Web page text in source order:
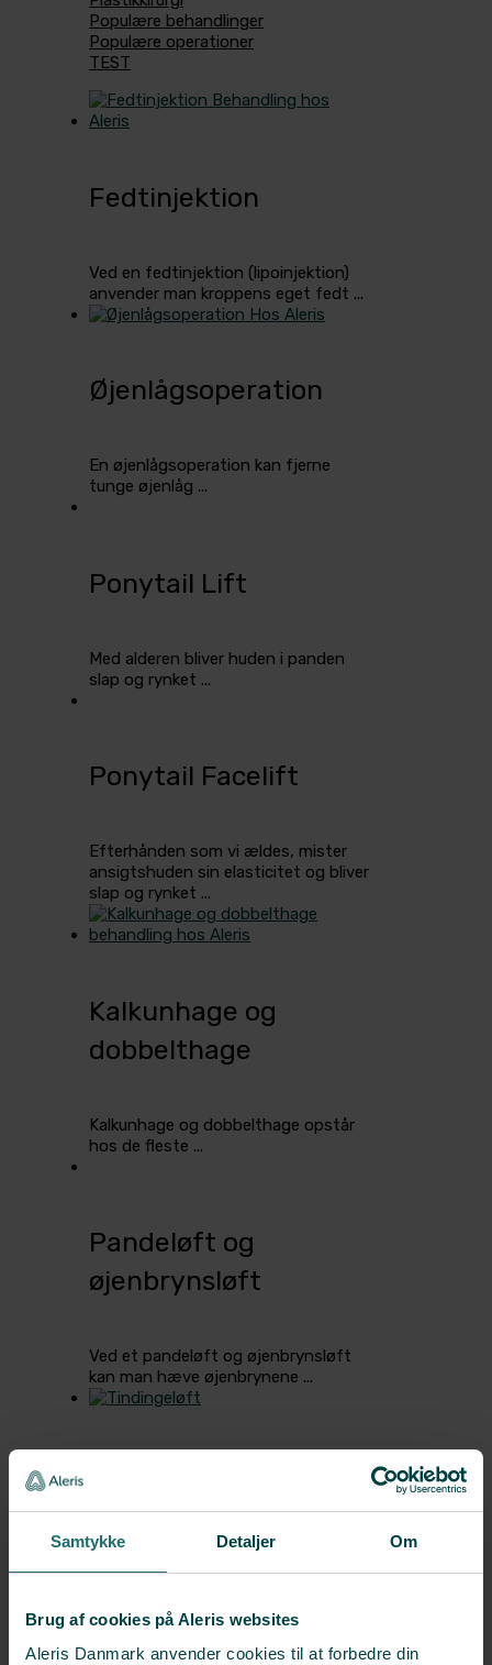
Samtykke Detaljer Om
Brug af cookies på Aleris websites
Aleris Danmark anvender cookies til at forbedre din
Populære behandlinger
Populære operationer
TEST
Fedtinjektion
Ved en fedtinjektion (lipoinjektion)
anvender man kroppens eget fedt ...
Øjenlågsoperation
En øjenlågsoperation kan fjerne
tunge øjenlåg ...
Ponytail Lift
Med alderen bliver huden i panden
slap og rynket ...
Ponytail Facelift
Efterhånden som vi ældes, mister
ansigtshuden sin elasticitet og bliver
slap og rynket ...
Kalkunhage og
dobbelthage
Kalkunhage og dobbelthage opstår
hos de fleste ...
Pandeløft og
øjenbrynsløft
Ved et pandeløft og øjenbrynsløft
kan man hæve øjenbrynene ...
Tindingeløft og direkte øjenbrynsløft
kan i nogle tilfælde være ...